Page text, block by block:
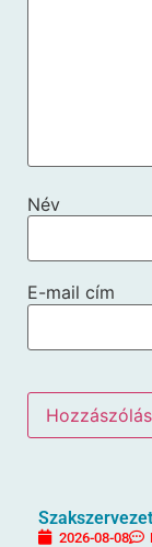
Név
E-mail cím
2026-08-08